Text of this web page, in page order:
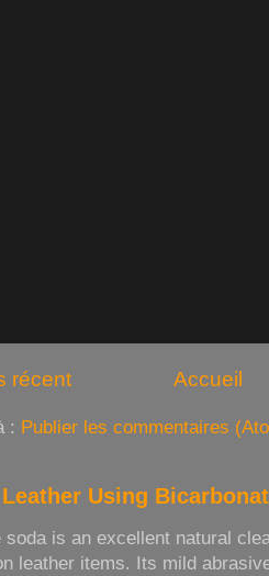
récent Accueil
: Publier les commentaires
Using
soda is an excellent natural
leather items. Its mild